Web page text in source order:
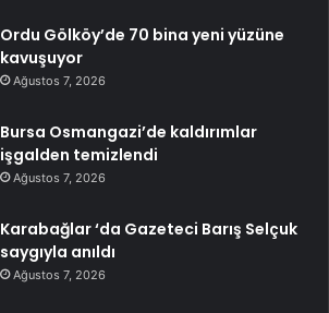
Ordu Gölköy’de 70 bina yeni yüzüne
kavuşuyor
Ağustos 7, 2026
Bursa Osmangazi’de kaldırımlar
işgalden temizlendi
Ağustos 7, 2026
Karabağlar ‘da Gazeteci Barış Selçuk
saygıyla anıldı
Ağustos 7, 2026